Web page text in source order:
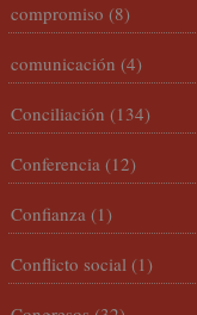
compromiso (8)
comunicación (4)
Conciliación (134)
Conferencia (12)
Confianza (1)
Conflicto social (1)